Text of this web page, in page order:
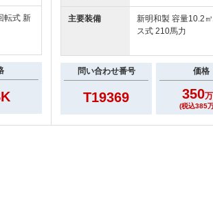
転式 新
主要装備
新明和製 容量10.2
ス式 210馬力
問い合わせ番号
T19369
価格
350
(税込385